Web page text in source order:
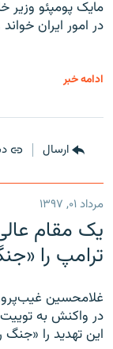
مایک پومپئو وزیر
در امور ایران
ادامه خبر
ارسال
مرداد ۰۱, ۱۳۹۷
یک مقام
ترامپ را
غلامحسین
در واکنش به
این تهدید را «جنگ